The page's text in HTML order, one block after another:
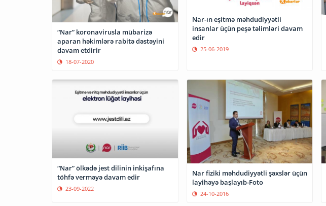
“Nar” koronavirusla mübarizə
aparan həkimlərə rabitə dəstəyini
davam etdirir
18-07-2020
Nar-ın eşitmə məhdudiyyətli
insanlar üçün peşə təlimləri davam
edir
25-06-2019
“Nar” ölkədə jest dilinin inkişafına
23-09-2022
Nar fiziki məhdudiyyətli şəxslər üçün
layihəyə başlayıb-Foto
24-10-2016